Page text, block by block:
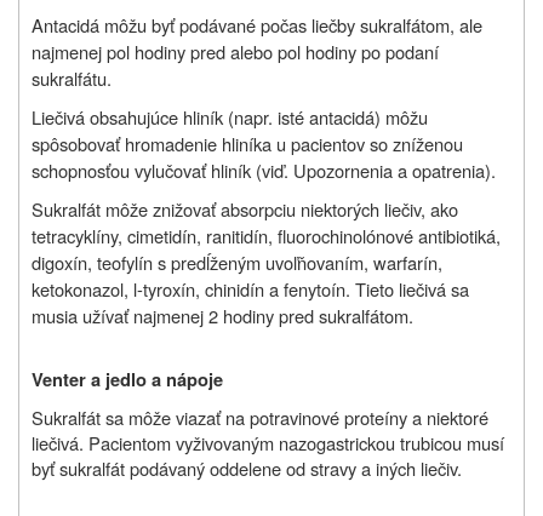
Antacidá môžu byť podávané počas liečby sukralfátom, ale
najmenej pol hodiny pred alebo pol hodiny po podaní
sukralfátu.
Liečivá obsahujúce hliník (napr. isté antacidá) môžu
spôsobovať hromadenie hliníka u pacientov so zníženou
schopnosťou vylučovať hliník (viď. Upozornenia a opatrenia).
Sukralfát môže znižovať absorpciu niektorých liečiv, ako
tetracyklíny, cimetidín, ranitidín, fluorochinolónové antibiotiká,
digoxín, teofylín s predĺženým uvoľňovaním, warfarín,
ketokonazol, l-tyroxín, chinidín a fenytoín. Tieto liečivá sa
musia užívať najmenej 2 hodiny pred sukralfátom.
Venter a jedlo a nápoje
Sukralfát sa môže viazať na potravinové proteíny a niektoré
liečivá. Pacientom vyživovaným nazogastrickou trubicou musí
byť sukralfát podávaný oddelene od stravy a iných liečiv.